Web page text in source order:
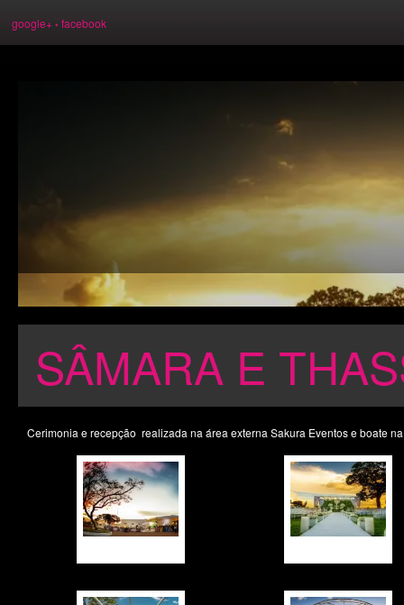
google+ • facebook
SÂMARA E
Cerimonia e recepção realizada na área externa Sakura Eventos e boate